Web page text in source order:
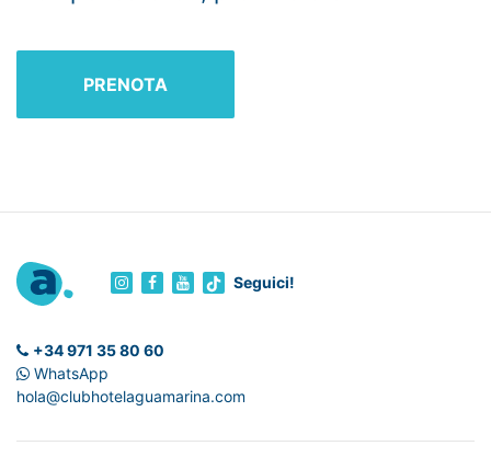
PRENOTA
Seguici!
+34 971 35 80 60
WhatsApp
hola@clubhotelaguamarina.com